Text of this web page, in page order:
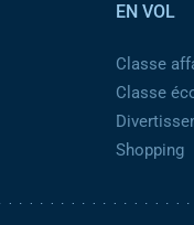
EN VOL
Classe
Classe
Shopping